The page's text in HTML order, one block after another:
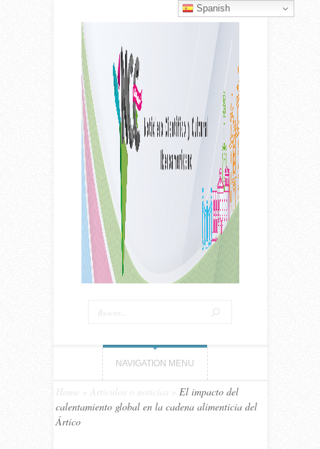
NAVIGATION MENU
Home Artículos o noticias
El impacto del
calentamiento global en la cadena alimenticia del
Ártico
Spanish